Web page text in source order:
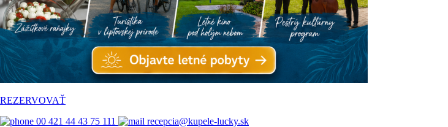
REZERVOVAŤ
00 421 44 43 75 111
recepcia@kupele-lucky.sk